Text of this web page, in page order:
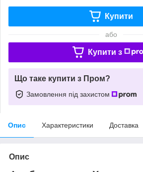
Купити
або
Купити з
Що таке купити з Пром?
Замовлення під захистом
Опис Характеристики Доставка
Опис